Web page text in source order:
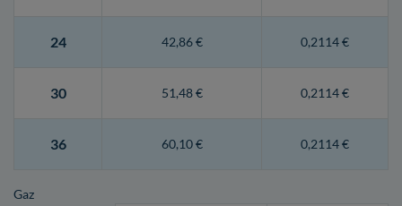
24 42,86 € 0,2114 €
30 51,48 € 0,2114 €
36 60,10 € 0,2114 €
Gaz